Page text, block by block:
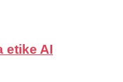
etike AI